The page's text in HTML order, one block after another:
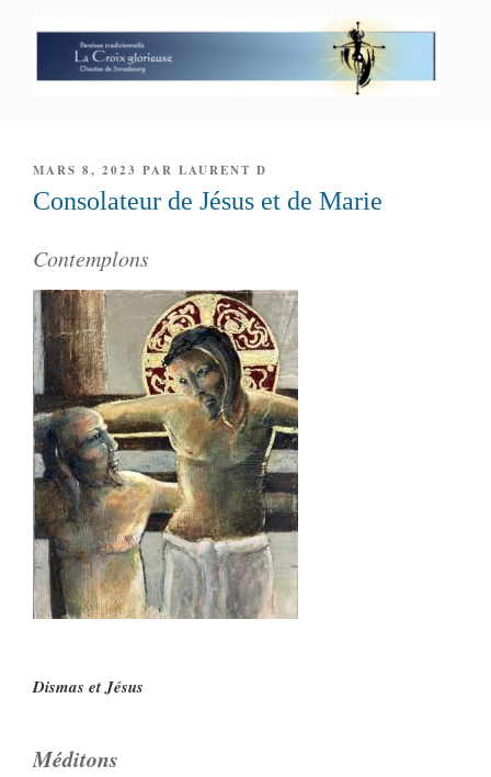
PUBLIÉ
LE
MARS 8, 2023 PAR LAURENT D
Consolateur de Jésus et de Marie
Contemplons
Dismas et Jésus
Méditons